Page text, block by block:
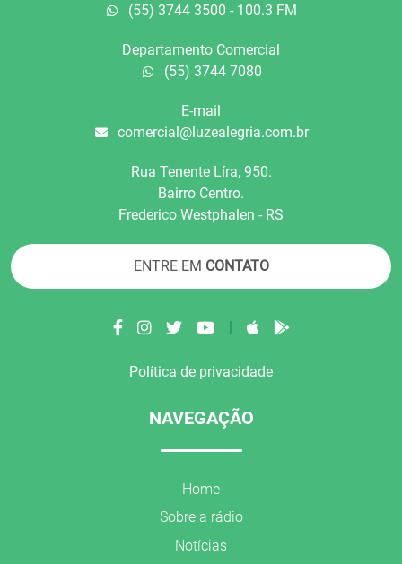
(55) 3744 3500 - 100.3 FM
Departamento Comercial
(55) 3744 7080
E-mail
comercial@luzealegria.com.br
Rua Tenente Líra, 950.
Bairro Centro.
Frederico Westphalen - RS
ENTRE EM CONTATO
Política de privacidade
NAVEGAÇÃO
Home
Sobre a rádio
Notícias